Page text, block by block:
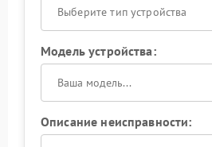
Выберите тип устройства
Модель устройства:
Описание неисправности: